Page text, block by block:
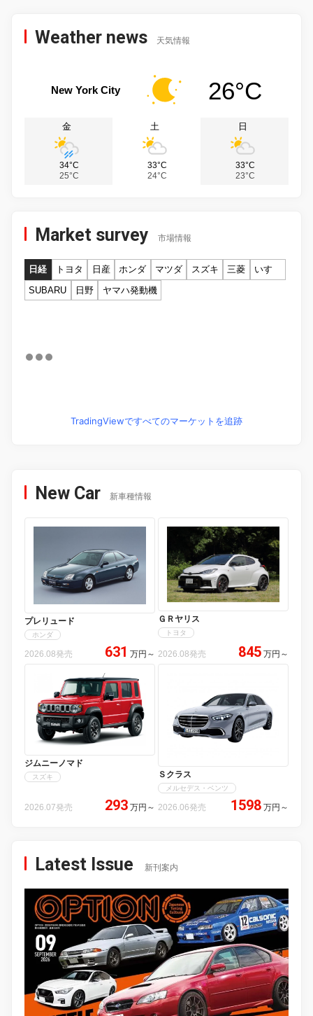
Weather news 天気情報
New York City 26°C
金
34°C
25°C
土
33°C
24°C
日
33°C
23°C
Market survey 市場情報
日経 トヨタ 日産 ホンダ マツダ スズキ 三菱
いすゞ
SUBARU
日野 ヤマハ発動機
TradingViewですべてのマーケットを追跡
New Car 新車種情報
プレリュード
ホンダ
2026.08発売 631 万円 ～
ＧＲヤリス
トヨタ
2026.08発売 845 万円 ～
ジムニーノマド
スズキ
2026.07発売 293 万円 ～
Ｓクラス
メルセデス・ベンツ
2026.06発売 1598 万円 ～
Latest Issue 新刊案内